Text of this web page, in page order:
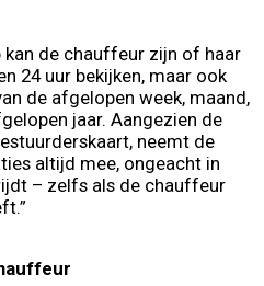
kan de chauffeur zijn of haar
24 uur bekijken, maar ook
de afgelopen week, maand,
jaar. Aangezien de
neemt de
altijd mee, ongeacht in
– zelfs als de chauffeur